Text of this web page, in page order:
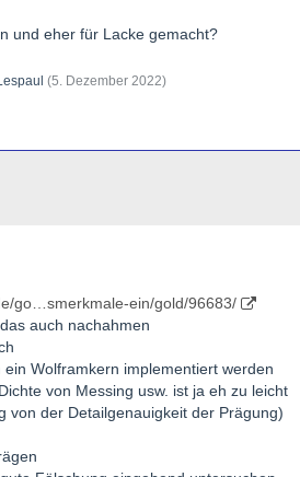
und eher für Lacke gemacht?
(5. Dezember 2022)
go…smerkmale-ein/gold/96683/
auch nachahmen
Wolframkern implementiert werden
von Messing usw. ist ja eh zu leicht
von der Detailgenauigkeit der Prägung)